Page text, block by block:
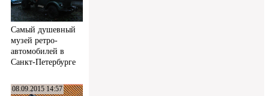
Самый душевный
музей ретро-
автомобилей в
Санкт-Петербурге
08.09.2015 14:57